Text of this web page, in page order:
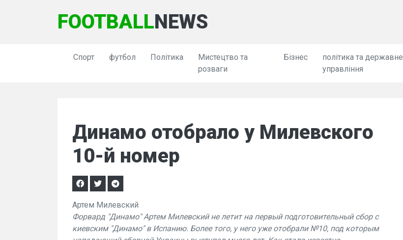
FOOTBALLNEWS
Спорт футбол Політика
Мистецтво та
розваги
Бізнес
політика та державне
управління
Динамо отобрало у Милевского
10-й номер
Артем Милевский
Форвард "Динамо" Артем Милевский не летит на первый подготовительный сбор с
киевским "Динамо" в Испанию. Более того, у него уже отобрали №10, под которым